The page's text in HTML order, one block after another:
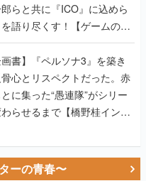
らと共に『ICO』に込めら
語り尽くす！【ゲームの企
画書】『ペルソナ3』を築き
心とリスペクトだった。赤
に集った“愚連隊”がシリー
らせるまで【橋野桂インタ
ーの青春〜